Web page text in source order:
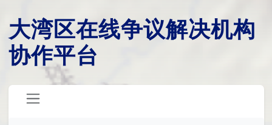
大湾区在线争议解决机构
协作平台